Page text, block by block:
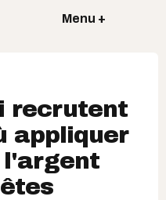
Menu +
recrutent
appliquer
l'argent